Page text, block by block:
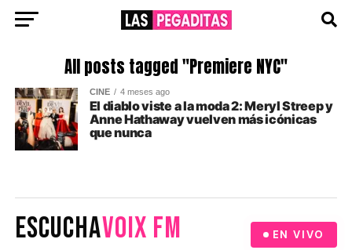
All posts tagged "Premiere NYC"
CINE 4 meses ago
El diablo viste a la moda 2: Meryl Streep y
Anne Hathaway vuelven más icónicas
que nunca
ESCUCHAVOIX FM EN VIVO